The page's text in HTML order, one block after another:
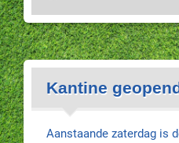
Kantine
Aanstaande zaterdag is